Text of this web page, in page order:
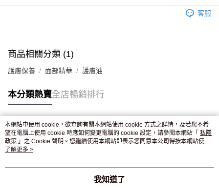
付款後門市自取，訂單確認後2-4個工作天到店，7天內取。逾期後
客服
商品相關分類 (1)
護膚保養 面部精華 護膚油
本分類熱賣全店暢銷排行
熱門標籤
熱銷排行
本網站中使用 cookie，欲查詢有關本網站使用 cookie 方式之詳情，及若您不希
望在電腦上使用 cookie 時應如何變更電腦的 cookie 設定，請參閱本網站「 私隱
政策 」之 Cookie 聲明。您繼續使用本網站即表示您同意本公司得按本網站使用
條款之 Cookie 聲明使用 cookie。
了解更多 >
我知道了